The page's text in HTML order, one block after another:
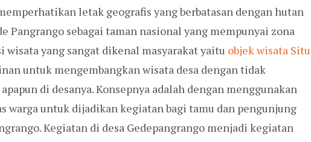
letak geografis yang berbatasan dengan hutan
Pangrango sebagai taman nasional yang mempunyai zona
yang sangat dikenal masyarakat yaitu objek wisata Situ
untuk mengembangkan wisata desa dengan tidak
di desanya. Konsepnya adalah dengan menggunakan
warga untuk dijadikan kegiatan bagi tamu dan pengunjung
Kegiatan di desa Gedepangrango menjadi kegiatan